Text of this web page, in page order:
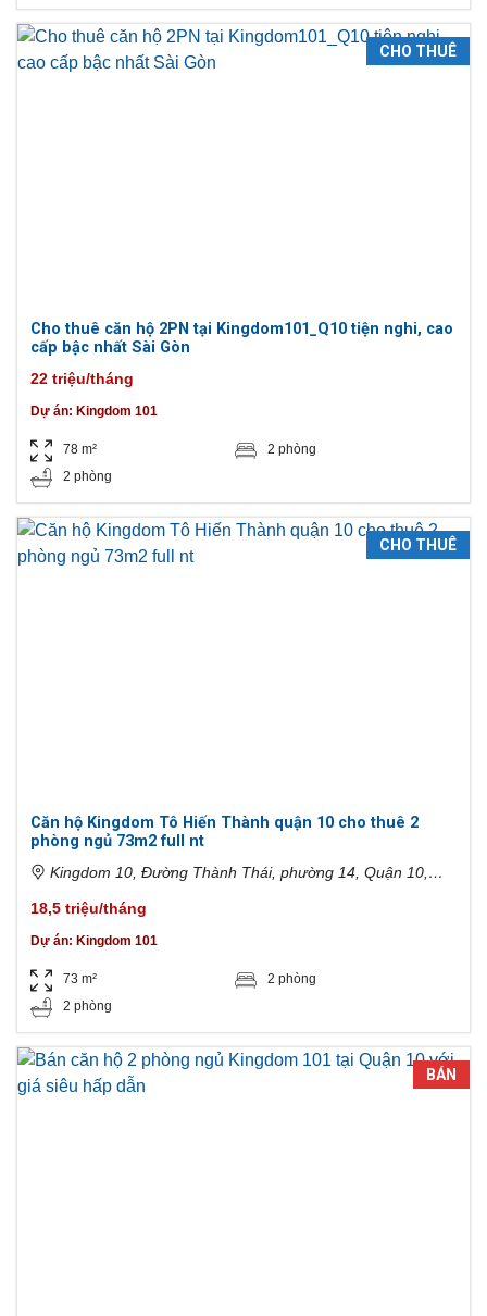
CHO THUÊ
Cho thuê căn hộ 2PN tại Kingdom101_Q10 tiện nghi, cao
cấp bậc nhất Sài Gòn
22 triệu/tháng
Dự án: Kingdom 101
78 m²
2 phòng
2 phòng
CHO THUÊ
Căn hộ Kingdom Tô Hiến Thành quận 10 cho thuê 2
phòng ngủ 73m2 full nt
Kingdom 10, Đường Thành Thái, phường 14, Quận 10,
18,5 triệu/tháng
Dự án: Kingdom 101
73 m²
2 phòng
2 phòng
BÁN